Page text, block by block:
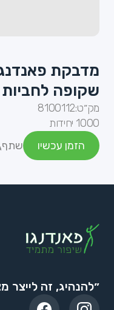
מדבקת
שקופה לחביות
מק״ט:8100112
1000 יחידות
הזמן עכשיו
שתף
״להנהיג, זה